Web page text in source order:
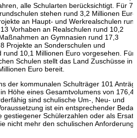
alle Schularten berücksichtigt. Für 7
stehen rund 3,2 Millionen Euro
an Haupt- und Werkrealschulen
Vorhaben an Realschulen rund 10,2
an Gymnasien rund 17,3
Projekte an Sonderschulen und
rund 10,1 Millionen Euro vorgesehen. Für
Schulen stellt das Land Zuschüsse in
Euro bereit.
der kommunalen Schulträger 101
Höhe eines Gesamtvolumens von 176,4
sind schulische Um-, Neu- und
ist ein entsprechender
gestiegener Schülerzahlen oder als
nicht mehr den schulischen